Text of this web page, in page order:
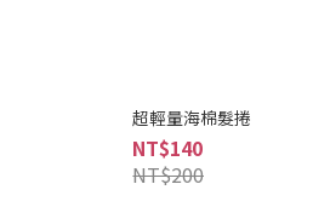
超輕量海棉髮捲
NT$140
NT$200